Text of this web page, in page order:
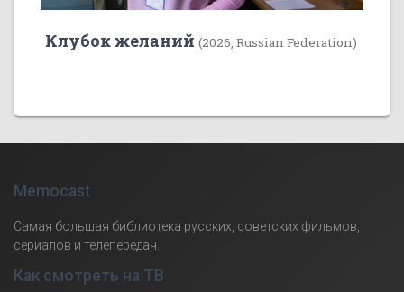
Клубок желаний (2026, Russian Federation)
Memocast
Самая большая библиотека русских, советских фильмов,
сериалов и телепередач.
Как смотреть на ТВ